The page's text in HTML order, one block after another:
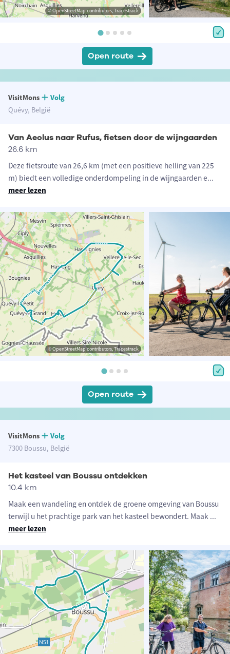
© OpenStreetMap contributors, Tracestrack
Open route
VisitMons
Volg
Quévy, België
Van Aeolus naar Rufus, fietsen door de wijngaarden
26.6 km
Deze fietsroute van 26,6 km (met een positieve helling van 225
m) biedt een volledige onderdompeling in de wijngaarden e...
meer lezen
© OpenStreetMap contributors, Tracestrack
Open route
VisitMons
Volg
7300 Boussu, België
Het kasteel van Boussu ontdekken
10.4 km
Maak een wandeling en ontdek de groene omgeving van Boussu
terwijl u het prachtige park van het kasteel bewondert. Maak ...
meer lezen